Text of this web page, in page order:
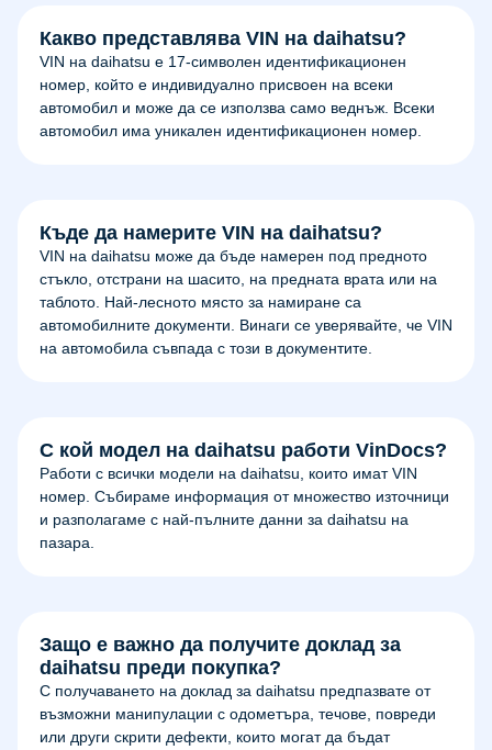
Какво представлява VIN на daihatsu?
VIN на daihatsu е 17-символен идентификационен
номер, който е индивидуално присвоен на всеки
автомобил и може да се използва само веднъж. Всеки
автомобил има уникален идентификационен номер.
Къде да намерите VIN на daihatsu?
VIN на daihatsu може да бъде намерен под предното
стъкло, отстрани на шасито, на предната врата или на
таблото. Най-лесното място за намиране са
автомобилните документи. Винаги се уверявайте, че VIN
на автомобила съвпада с този в документите.
С кой модел на daihatsu работи VinDocs?
Работи с всички модели на daihatsu, които имат VIN
номер. Събираме информация от множество източници
и разполагаме с най-пълните данни за daihatsu на
пазара.
Защо е важно да получите доклад за
daihatsu преди покупка?
С получаването на доклад за daihatsu предпазвате от
възможни манипулации с одометъра, течове, повреди
или други скрити дефекти, които могат да бъдат